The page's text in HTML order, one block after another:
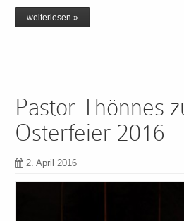
weiterlesen »
Pastor Thönnes
Osterfeier 2016
2. April 2016